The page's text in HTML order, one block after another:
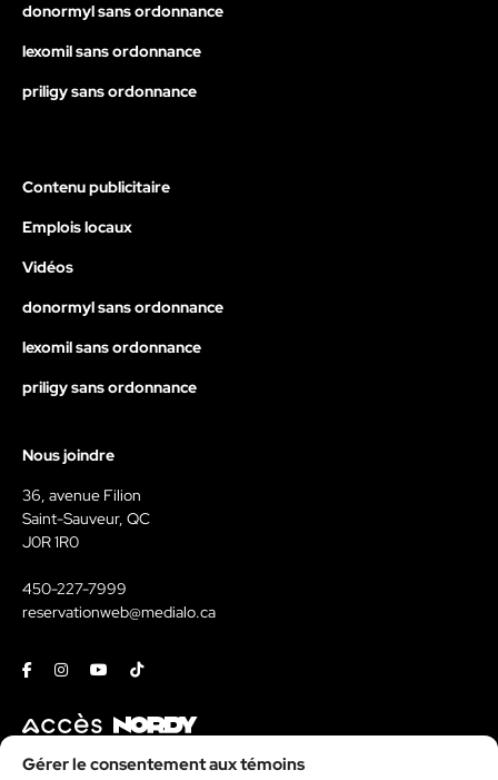
Gérer le consentement aux témoins
donormyl sans ordonnance
lexomil sans ordonnance
priligy sans ordonnance
Contenu publicitaire
Emplois locaux
Vidéos
donormyl sans ordonnance
lexomil sans ordonnance
priligy sans ordonnance
Nous joindre
36, avenue Filion
Saint-Sauveur, QC
J0R 1R0
450-227-7999
reservationweb@medialo.ca
FacebookInstagramYoutubeTiktok
Contact